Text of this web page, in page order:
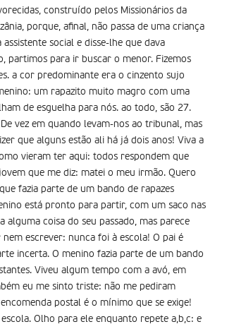
construído pelos Missionários da
porque, afinal, não passa de uma criança
social e disse-lhe que dava
partimos para ir buscar o menor. Fizemos
a cor predominante era o cinzento sujo
um rapazito muito magro com uma
de esguelha para nós. ao todo, são 27.
vez em quando levam-nos ao tribunal, mas
que alguns estão ali há já dois anos! Viva a
vieram ter aqui: todos respondem que
que me diz: matei o meu irmão. Quero
fazia parte de um bando de rapazes
está pronto para partir, com um saco nas
coisa do seu passado, mas parece
escrever: nunca foi à escola! O pai é
incerta. O menino fazia parte de um bando
Viveu algum tempo com a avó, em
eu me sinto triste: não me pediram
postal é o mínimo que se exige!
Olho para ele enquanto repete a,b,c: e